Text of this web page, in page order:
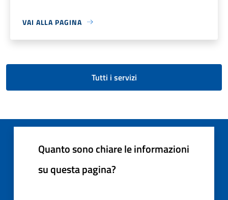
VAI ALLA PAGINA
Tutti i servizi
Quanto sono chiare le informazioni
su questa pagina?